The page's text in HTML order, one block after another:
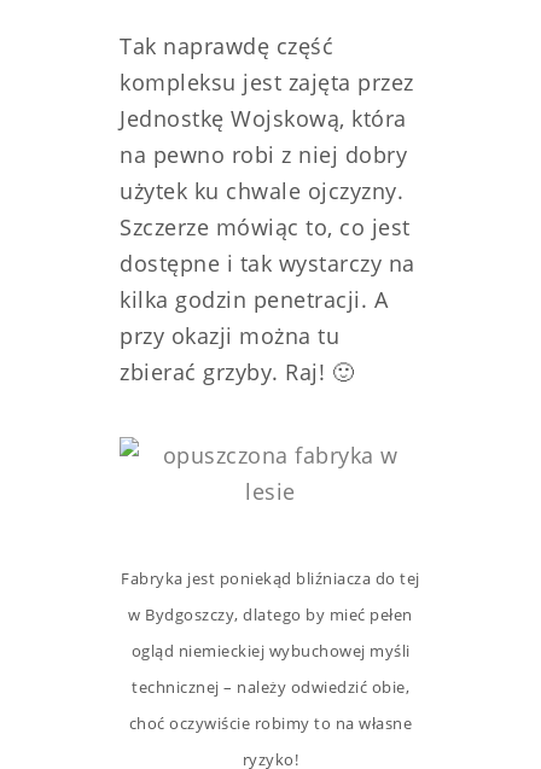
Tak naprawdę część
kompleksu jest zajęta przez
Jednostkę Wojskową, która
na pewno robi z niej dobry
użytek ku chwale ojczyzny.
Szczerze mówiąc to, co jest
dostępne i tak wystarczy na
kilka godzin penetracji. A
przy okazji można tu
zbierać grzyby. Raj! 🙂
Fabryka jest poniekąd bliźniacza do tej
w Bydgoszczy, dlatego by mieć pełen
ogląd niemieckiej wybuchowej myśli
technicznej – należy odwiedzić obie,
choć oczywiście robimy to na własne
ryzyko!